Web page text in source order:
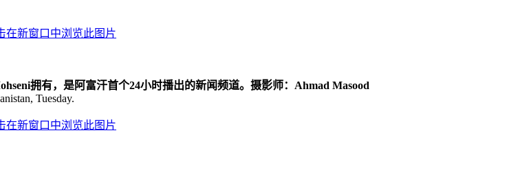
拥有，是阿富汗首个24小时播出的新闻频道。摄影师：Ahmad Masood
Tuesday.